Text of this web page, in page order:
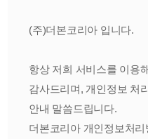
(주)더본코리아 입니다.
항상 저희 서비스를 이용
감사드리며, 개인정보 처
안내 말씀드립니다.
더본코리아 개인정보처리